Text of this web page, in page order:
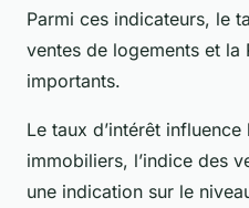
Parmi ces indicateurs, le
ventes de logements et la
importants.
Le taux d’intérêt
immobiliers, l’indice des
une indication sur le